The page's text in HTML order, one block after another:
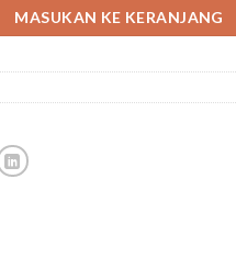
MASUKAN KE KERANJANG